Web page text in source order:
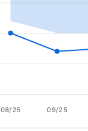
08/25 09/25